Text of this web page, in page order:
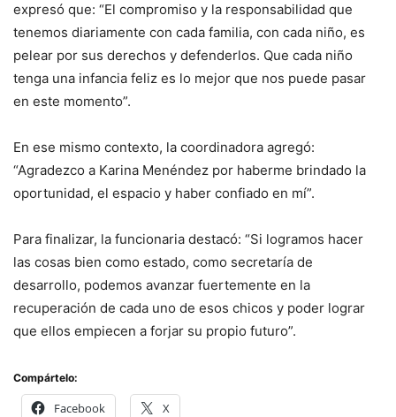
expresó que: “El compromiso y la responsabilidad que
tenemos diariamente con cada familia, con cada niño, es
pelear por sus derechos y defenderlos. Que cada niño
tenga una infancia feliz es lo mejor que nos puede pasar
en este momento”.
En ese mismo contexto, la coordinadora agregó:
“Agradezco a Karina Menéndez por haberme brindado la
oportunidad, el espacio y haber confiado en mí”.
Para finalizar, la funcionaria destacó: “Si logramos hacer
las cosas bien como estado, como secretaría de
desarrollo, podemos avanzar fuertemente en la
recuperación de cada uno de esos chicos y poder lograr
que ellos empiecen a forjar su propio futuro”.
Compártelo:
Facebook X